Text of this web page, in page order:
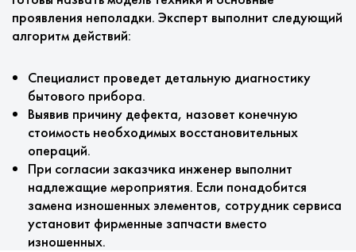
проявления неполадки. Эксперт выполнит следующий
алгоритм действий:
Специалист проведет детальную диагностику
бытового прибора.
Выявив причину дефекта, назовет конечную
стоимость необходимых восстановительных
операций.
При согласии заказчика инженер выполнит
надлежащие мероприятия. Если понадобится
замена изношенных элементов, сотрудник сервиса
установит фирменные запчасти вместо
изношенных.